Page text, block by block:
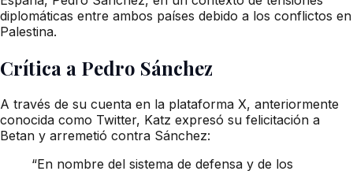
diplomáticas entre ambos países debido a los conflictos en
Palestina.
Crítica a Pedro Sánchez
A través de su cuenta en la plataforma X, anteriormente
conocida como Twitter, Katz expresó su felicitación a
Betan y arremetió contra Sánchez:
“En nombre del sistema de defensa y de los